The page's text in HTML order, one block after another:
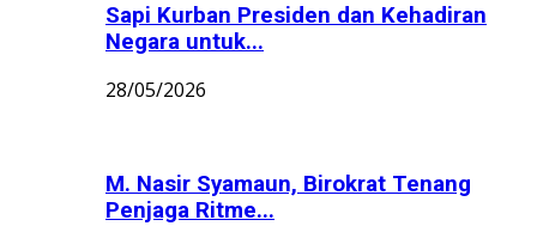
Sapi Kurban Presiden dan Kehadiran
Negara untuk...
28/05/2026
M. Nasir Syamaun, Birokrat Tenang
Penjaga Ritme...